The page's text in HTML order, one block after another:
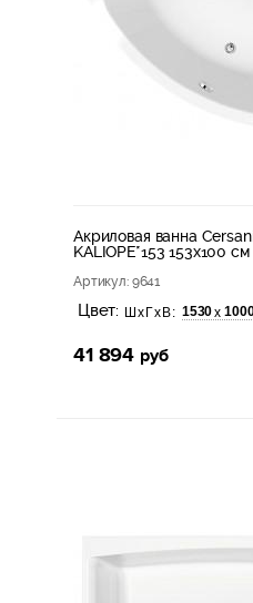
Акриловая ванна
KALIOPE*153 153x100 см
Артикул: 9641
Цвет: ШхГхВ: 1530х
41 894 руб